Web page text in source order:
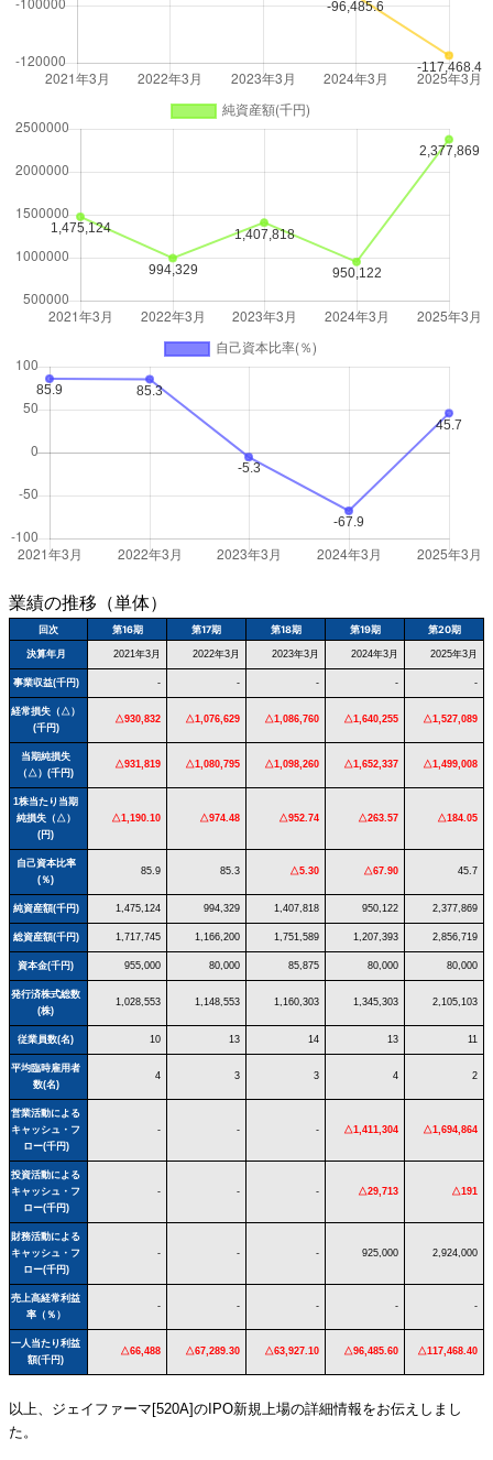
業績の推移（単体）
回次 第16期 第17期 第18期 第19期 第20期
決算年月 2021年3月 2022年3月 2023年3月 2024年3月 2025年3月
事業収益(千円) - - - - -
経常損失（△）
(千円)
△930,832 △1,076,629 △1,086,760 △1,640,255 △1,527,089
当期純損失
（△）(千円)
△931,819 △1,080,795 △1,098,260 △1,652,337 △1,499,008
1株当たり当期
純損失（△）
(円)
△1,190.10 △974.48 △952.74 △263.57 △184.05
自己資本比率
(％)
85.9 85.3 △5.30 △67.90 45.7
純資産額(千円) 1,475,124 994,329 1,407,818 950,122 2,377,869
総資産額(千円) 1,717,745 1,166,200 1,751,589 1,207,393 2,856,719
資本金(千円) 955,000 80,000 85,875 80,000 80,000
発行済株式総数
(株)
1,028,553 1,148,553 1,160,303 1,345,303 2,105,103
従業員数(名) 10 13 14 13 11
平均臨時雇用者
数(名)
4 3 3 4 2
営業活動による
キャッシュ・フ
ロー(千円)
- - - △1,411,304 △1,694,864
投資活動による
キャッシュ・フ
ロー(千円)
- - - △29,713 △191
財務活動による
キャッシュ・フ
ロー(千円)
- - - 925,000 2,924,000
売上高経常利益
率（％）
- - - - -
一人当たり利益
額(千円)
△66,488 △67,289.30 △63,927.10 △96,485.60 △117,468.40
以上、ジェイファーマ[520A]のIPO新規上場の詳細情報をお伝えしまし
た。